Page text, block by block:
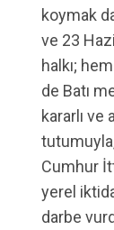
koymak
ve 23
halkı;
de Batı
kararlı ve
Cumhur
yerel
darbe